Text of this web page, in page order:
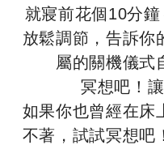
就寢前花個10分
放鬆調節，告訴你
屬的關機儀式
冥想吧！
如果你也曾經在床
不著，試試冥想吧